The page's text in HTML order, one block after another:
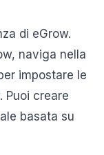
di eGrow.
naviga nella
impostare le
Puoi creare
basata su